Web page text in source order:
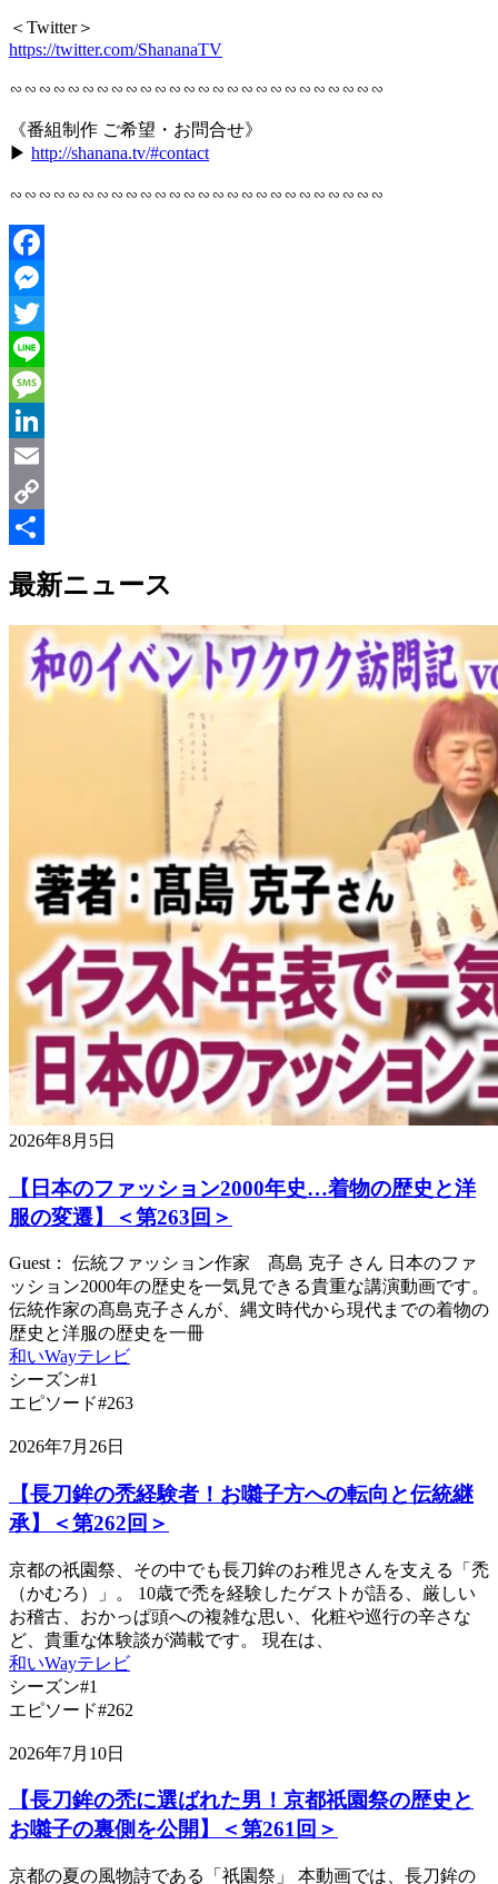
＜Twitter＞
https://twitter.com/ShananaTV
∽∽∽∽∽∽∽∽∽∽∽∽∽∽∽∽∽∽∽∽∽∽∽∽∽∽
《番組制作 ご希望・お問合せ》
▶︎ http://shanana.tv/#contact
∽∽∽∽∽∽∽∽∽∽∽∽∽∽∽∽∽∽∽∽∽∽∽∽∽∽
最新ニュース
2026年8月5日
【日本のファッション2000年史…着物の歴史と洋
服の変遷】＜第263回＞
Guest： 伝統ファッション作家 髙島 克子 さん 日本のファ
ッション2000年の歴史を一気見できる貴重な講演動画です。
伝統作家の髙島克子さんが、縄文時代から現代までの着物の
歴史と洋服の歴史を一冊
和いWayテレビ
シーズン#1
エピソード#263
2026年7月26日
【長刀鉾の禿経験者！お囃子方への転向と伝統継
承】＜第262回＞
京都の祇園祭、その中でも長刀鉾のお稚児さんを支える「禿
（かむろ）」。 10歳で禿を経験したゲストが語る、厳しい
お稽古、おかっぱ頭への複雑な思い、化粧や巡行の辛さな
ど、貴重な体験談が満載です。 現在は、
和いWayテレビ
シーズン#1
エピソード#262
2026年7月10日
【長刀鉾の禿に選ばれた男！京都祇園祭の歴史と
お囃子の裏側を公開】＜第261回＞
京都の夏の風物詩である「祇園祭」 本動画では、長刀鉾の